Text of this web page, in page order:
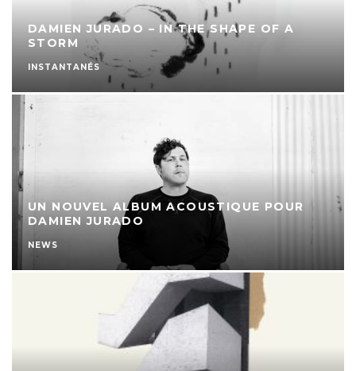
DAMIEN JURADO – IN THE SHAPE OF A
STORM
INSTANTANÉS
UN NOUVEL ALBUM ACOUSTIQUE POUR
DAMIEN JURADO
NEWS